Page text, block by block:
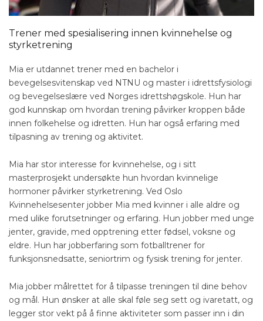
Trener med spesialisering innen kvinnehelse og
styrketrening
Mia er utdannet trener med en bachelor i
bevegelsesvitenskap ved NTNU og master i idrettsfysiologi
og bevegelseslære ved Norges idrettshøgskole. Hun har
god kunnskap om hvordan trening påvirker kroppen både
innen folkehelse og idretten. Hun har også erfaring med
tilpasning av trening og aktivitet.
Mia har stor interesse for kvinnehelse, og i sitt
masterprosjekt undersøkte hun hvordan kvinnelige
hormoner påvirker styrketrening. Ved Oslo
Kvinnehelsesenter jobber Mia med kvinner i alle aldre og
med ulike forutsetninger og erfaring. Hun jobber med unge
jenter, gravide, med opptrening etter fødsel, voksne og
eldre. Hun har jobberfaring som fotballtrener for
funksjonsnedsatte, seniortrim og fysisk trening for jenter.
Mia jobber målrettet for å tilpasse treningen til dine behov
og mål. Hun ønsker at alle skal føle seg sett og ivaretatt, og
legger stor vekt på å finne aktiviteter som passer inn i din